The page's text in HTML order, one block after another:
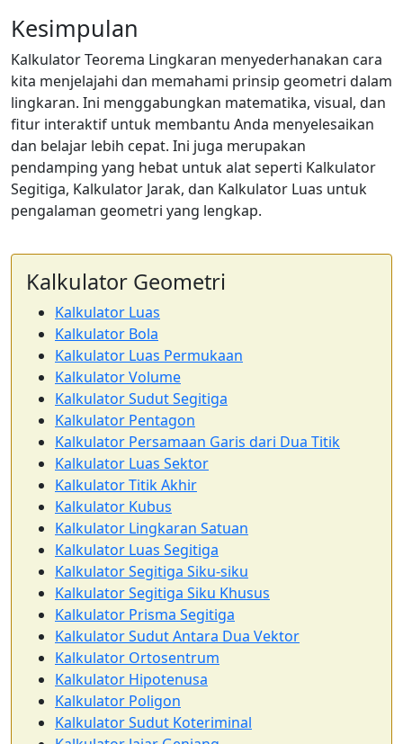
Kesimpulan
Kalkulator Teorema Lingkaran menyederhanakan cara
kita menjelajahi dan memahami prinsip geometri dalam
lingkaran. Ini menggabungkan matematika, visual, dan
fitur interaktif untuk membantu Anda menyelesaikan
dan belajar lebih cepat. Ini juga merupakan
pendamping yang hebat untuk alat seperti Kalkulator
Segitiga, Kalkulator Jarak, dan Kalkulator Luas untuk
pengalaman geometri yang lengkap.
Kalkulator Geometri
Kalkulator Luas
Kalkulator Bola
Kalkulator Luas Permukaan
Kalkulator Volume
Kalkulator Sudut Segitiga
Kalkulator Pentagon
Kalkulator Persamaan Garis dari Dua Titik
Kalkulator Luas Sektor
Kalkulator Titik Akhir
Kalkulator Kubus
Kalkulator Lingkaran Satuan
Kalkulator Luas Segitiga
Kalkulator Segitiga Siku-siku
Kalkulator Segitiga Siku Khusus
Kalkulator Prisma Segitiga
Kalkulator Sudut Antara Dua Vektor
Kalkulator Ortosentrum
Kalkulator Hipotenusa
Kalkulator Poligon
Kalkulator Sudut Koteriminal